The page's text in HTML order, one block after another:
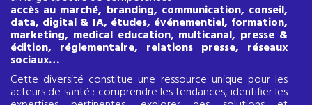
accès au marché, branding, communication, conseil,
data, digital & IA, études, événementiel, formation,
marketing, medical education, multicanal, presse &
édition, réglementaire, relations presse, réseaux
sociaux…
Cette diversité constitue une ressource unique pour les
acteurs de santé : comprendre les tendances, identifier les